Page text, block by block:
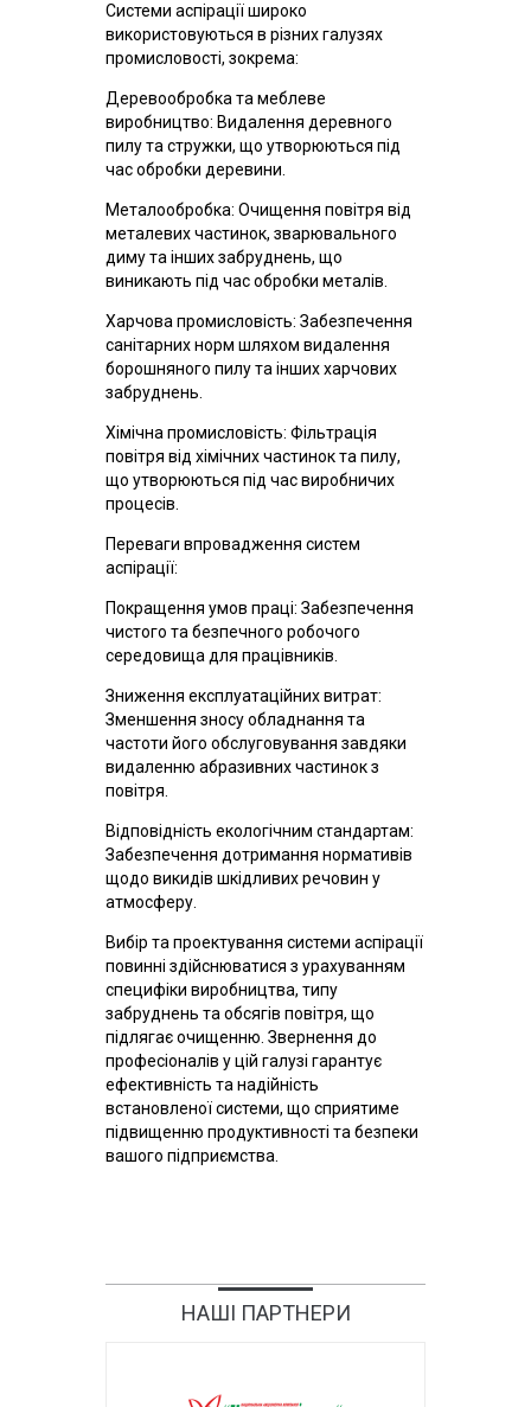
Системи аспірації широко
використовуються в різних галузях
промисловості, зокрема:
Деревообробка та меблеве
виробництво: Видалення деревного
пилу та стружки, що утворюються під
час обробки деревини.
Металообробка: Очищення повітря від
металевих частинок, зварювального
диму та інших забруднень, що
виникають під час обробки металів.
Харчова промисловість: Забезпечення
санітарних норм шляхом видалення
борошняного пилу та інших харчових
забруднень.
Хімічна промисловість: Фільтрація
повітря від хімічних частинок та пилу,
що утворюються під час виробничих
процесів.
Переваги впровадження систем
аспірації:
Покращення умов праці: Забезпечення
чистого та безпечного робочого
середовища для працівників.
Зниження експлуатаційних витрат:
Зменшення зносу обладнання та
частоти його обслуговування завдяки
видаленню абразивних частинок з
повітря.
Відповідність екологічним стандартам:
Забезпечення дотримання нормативів
щодо викидів шкідливих речовин у
атмосферу.
Вибір та проектування системи аспірації
повинні здійснюватися з урахуванням
специфіки виробництва, типу
забруднень та обсягів повітря, що
підлягає очищенню. Звернення до
професіоналів у цій галузі гарантує
ефективність та надійність
встановленої системи, що сприятиме
підвищенню продуктивності та безпеки
вашого підприємства.
НАШІ ПАРТНЕРИ